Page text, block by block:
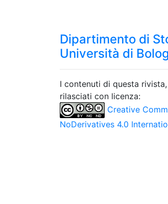
Dipartimento di
Università di
I contenuti di questa
rilasciati con licenza:
Creative
NoDerivatives 4.0